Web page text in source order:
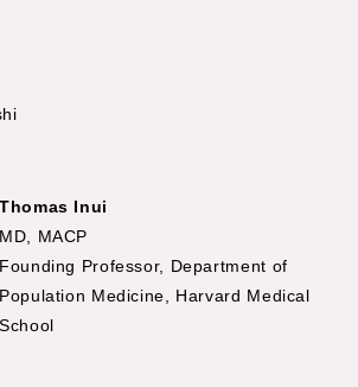
Thomas Inui
MD, MACP
Founding Professor, Department of
Population Medicine, Harvard Medical
School